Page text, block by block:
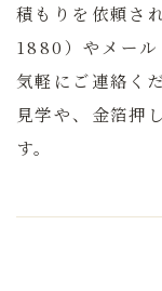
積もりを依頼さ
1880）やメー
気軽にご連絡く
見学や、金箔押
す。